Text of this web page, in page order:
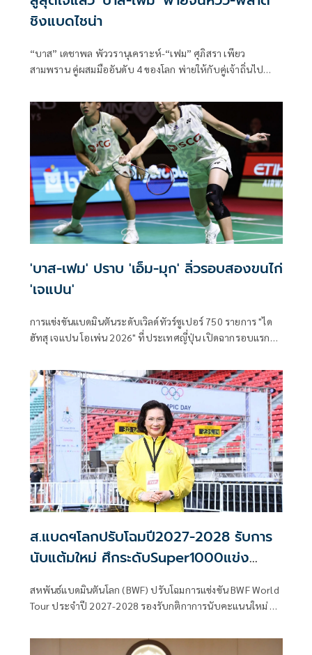
ชิงแบดไชน่า
“บาส” เดชาพล พัววรานุเคราะห์-“เฟม” ศุภิสรา เพียว
สามพราน คู่ผสมมืออันดับ 4 ของโลก พ่ายให้กับคู่เจ้าถิ่นไป
น่า โอ
'บาส-เฟม' ปราบ 'เอ็ม-มุก' ลิ่วรอบสองขนไก่
'เจแปน'
การแข่งขันแบดมินตันระดับเวิลด์ทัวร์ซูเปอร์ 750 รายการ "ได
ฮัทสุ เจแปน โอเพ่น 2026" ที่ประเทศญี่ปุ่น เปิดฉากรอบแรก
ส.แบดฯโลกปรับโฉมปี2027-2028 รับการ
นับแต้มใหม่ ศึกระดับSuper1000แข่ง
สหพันธ์แบดมินตันโลก (BWF) ปรับโฉมการแข่งขัน BWF World
Tour ประจำปี 2027-2028 รองรับกติกาการนับคะแนนใหม่ ซึ่ง
Super 1000 ไปจนถึง Super 100 รวมถึงรายการปิดท้ายฤดูกาล